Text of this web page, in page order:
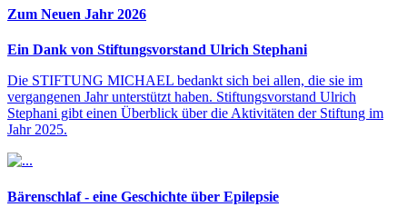
Zum Neuen Jahr 2026
Ein Dank von Stiftungsvorstand Ulrich Stephani
Die STIFTUNG MICHAEL bedankt sich bei allen, die sie im
vergangenen Jahr unterstützt haben. Stiftungsvorstand Ulrich
Stephani gibt einen Überblick über die Aktivitäten der Stiftung im
Jahr 2025.
Bärenschlaf - eine Geschichte über Epilepsie